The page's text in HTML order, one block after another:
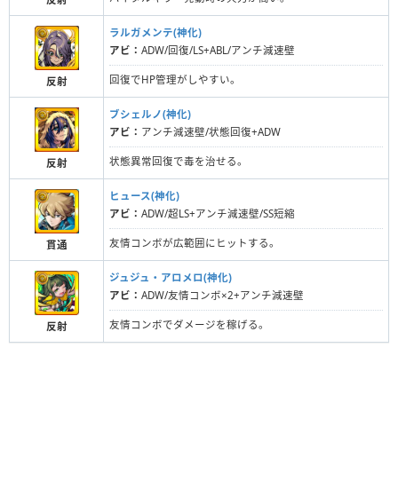
反射
ラルガメンテ(神化)
アビ： ADW/回復/LS+ABL/アンチ減速壁
回復でHP管理がしやすい。
反射
ブシェルノ(神化)
アビ： アンチ減速壁/状態回復+ADW
状態異常回復で毒を治せる。
貫通
ヒュース(神化)
アビ： ADW/超LS+アンチ減速壁/SS短縮
友情コンボが広範囲にヒットする。
反射
ジュジュ・アロメロ(神化)
アビ： ADW/友情コンボ×2+アンチ減速壁
友情コンボでダメージを稼げる。